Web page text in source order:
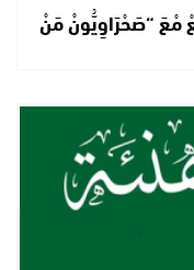
مْعَ “صَحْرَاوِيُّونْ مَنْ